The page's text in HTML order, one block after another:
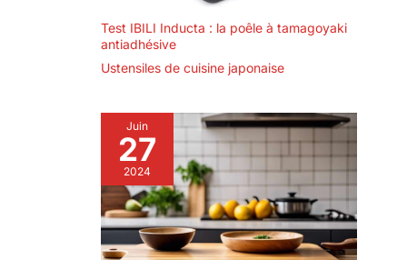
Test IBILI Inducta : la poêle à tamagoyaki
antiadhésive
Ustensiles de cuisine japonaise
Juin
27
2024